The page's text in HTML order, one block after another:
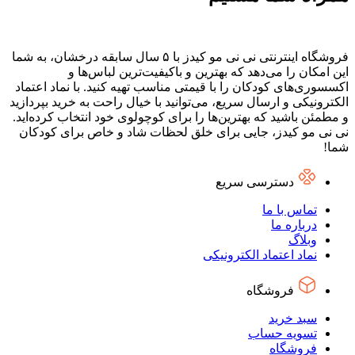
فروشگاه اینترنتی نی نی مو کیدز با ۵ سال سابقه درخشان، به شما
این امکان را می‌دهد که بهترین و باکیفیت‌ترین لباس‌ها و
اکسسوری‌های کودکان را با قیمتی مناسب تهیه کنید. با نماد اعتماد
الکترونیکی و ارسال سریع، می‌توانید با خیال راحت به خرید بپردازید
و مطمئن باشید که بهترین‌ها را برای کوچولوی خود انتخاب کرده‌اید.
نی نی مو کیدز، جایی برای خلق لحظات شاد و خاص برای کودکان
شما!
دسترسی سریع
تماس با ما
درباره ما
وبلاگ
نماد اعتماد الکترونیکی
فروشگاه
سبد خرید
تسویه حساب
فروشگاه